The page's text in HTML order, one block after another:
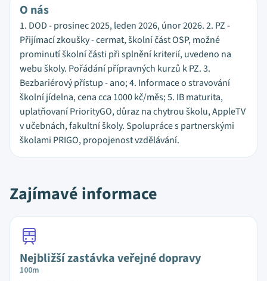
O nás
1. DOD - prosinec 2025, leden 2026, únor 2026. 2. PZ -
Přijímací zkoušky - cermat, školní část OSP, možné
prominutí školní části při splnění kriterií, uvedeno na
webu školy. Pořádání přípravných kurzů k PZ. 3.
Bezbariérový přístup - ano; 4. Informace o stravování
školní jídelna, cena cca 1000 kč/měs; 5. IB maturita,
uplatňovaní PriorityGO, důraz na chytrou školu, AppleTV
v učebnách, fakultní školy. Spolupráce s partnerskými
školami PRIGO, propojenost vzdělávání.
Zajímavé informace
Nejbližší zastávka veřejné dopravy
100m